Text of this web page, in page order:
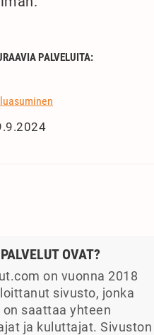
PALVELUITA:
OVAT?
on vuonna 2018
sivusto, jonka
saattaa yhteen
ja kuluttajat. Sivuston